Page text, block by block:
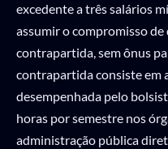
excedente a três salários
assumir o compromisso
contrapartida, sem ônus
contrapartida consiste em
desempenhada pelo
horas por semestre nos
administração pública